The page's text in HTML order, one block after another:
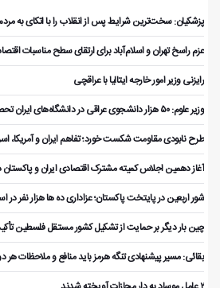
پزشکیان: سخت‌ترین شرایط پس از انقلاب را با اتکای به
عزم راسخ تهران و اسلام‌آباد برای ارتقای سطح مناسبات
رایزنی وزیر امور خارجه ایتالیا با عراقچی
وزیر علوم: ۵۰ هزار دانشجوی عراقی در دانشگاه‌های ایران تحصیل می‌کنند
طرح نابودی مقاومت شکست خورد؛ تفاهم ایران و آمریکا،
آغاز دهمین اجلاس کمیته مشترک اقتصادی ایران و پاکستان
شور اربعین در پایتخت پاکستان؛ عزاداری ده ها هزار نفر در
چین بار دیگر بر حمایت از تشکیل کشور مستقل فلسطین
بقائی: مسیر پیشنهادی تنگه هرمز باید منافع و ملاحظات